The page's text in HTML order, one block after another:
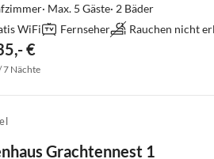
Max. 5 Gäste· 2 Bäder
WiFi
Fernseher Rauchen nicht
€
7 Nächte
Grachtennest 1